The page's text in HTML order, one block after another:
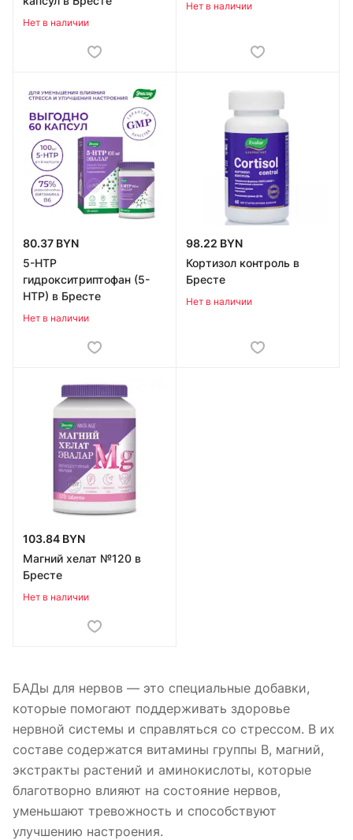
Нет в наличии
Нет в наличии
80.37 BYN
5-HTP
гидрокситриптофан (5-
НТР) в Бресте
Нет в наличии
98.22 BYN
Кортизол контроль в
Бресте
Нет в наличии
103.84 BYN
Магний хелат №120 в
Бресте
Нет в наличии
БАДы для нервов — это специальные добавки,
которые помогают поддерживать здоровье
нервной системы и справляться со стрессом. В их
составе содержатся витамины группы В, магний,
экстракты растений и аминокислоты, которые
благотворно влияют на состояние нервов,
уменьшают тревожность и способствуют
улучшению настроения.